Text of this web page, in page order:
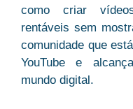
como criar
rentáveis sem
comunidade que
YouTube e
mundo digital.